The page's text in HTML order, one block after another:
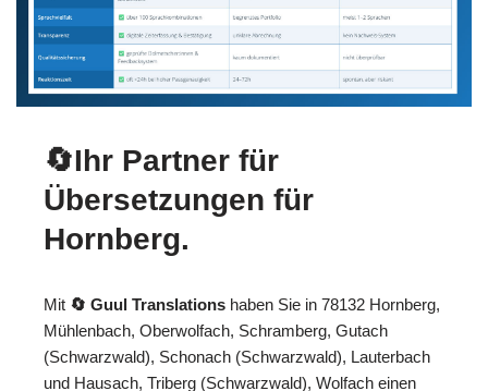
🔄Ihr Partner für
Übersetzungen für
Hornberg.
Mit 🔄 Guul Translations haben Sie in 78132 Hornberg,
Mühlenbach, Oberwolfach, Schramberg, Gutach
(Schwarzwald), Schonach (Schwarzwald), Lauterbach
und Hausach, Triberg (Schwarzwald), Wolfach einen